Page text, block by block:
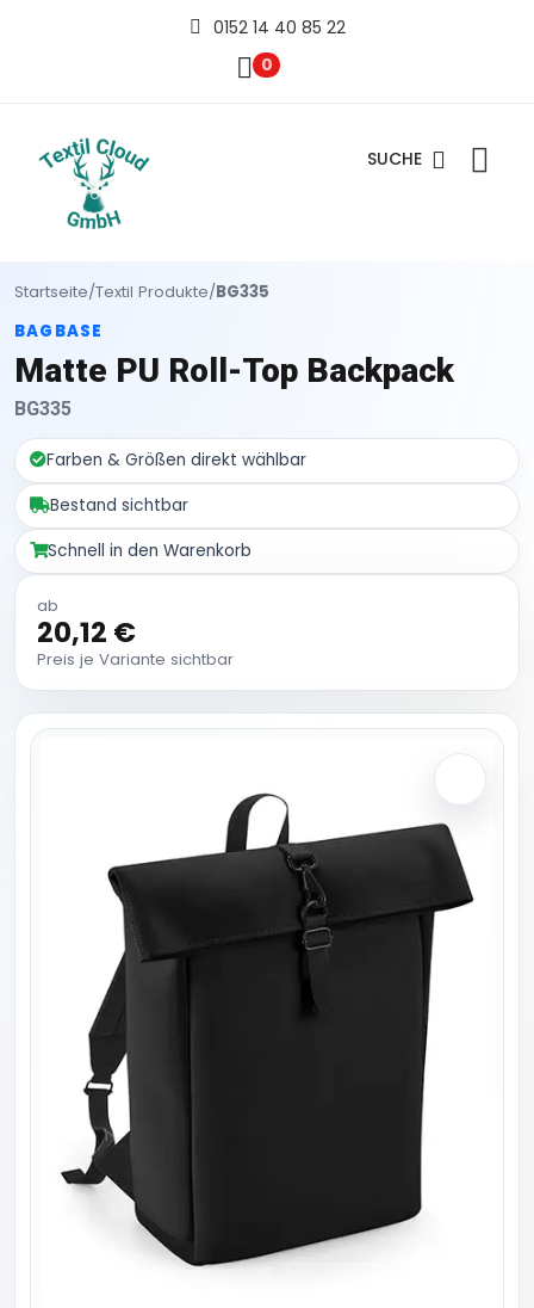
0152 14 40 85 22
0
SUCHE
Startseite/Textil Produkte/BG335
BAGBASE
Matte PU Roll-Top Backpack
BG335
Farben & Größen direkt wählbar
Bestand sichtbar
Schnell in den Warenkorb
ab
20,12 €
Preis je Variante sichtbar